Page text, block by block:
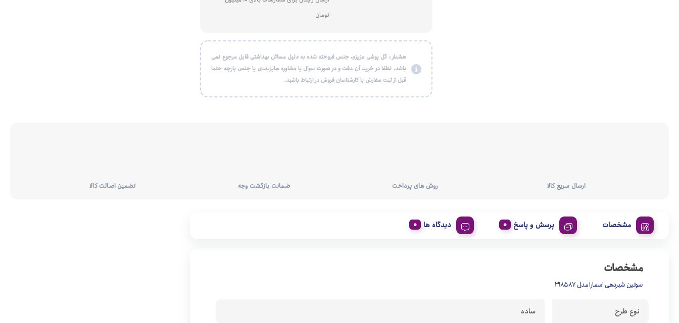
تومان
هشدار : گل پوشی عزیزم، جنس فروخته شده به دلیل مسائل بهداشتی قابل مرجوع نمی
باشد، لطفا در خرید آن دقت و در صورت سوال یا مشاوره سایزبندی یا جنس پارچه حتما
قبل از ثبت سفارش با کارشناسان فروش در ارتباط باشید.
ارسال سریع کالا روش های پرداخت ضمانت بازگشت وجه تضمین اصالت کالا
مشخصات پرسش و پاسخ دیدگاه ها
مشخصات
سوتین شیردهی اسمارا مدل 318587
نوع طرح ساده